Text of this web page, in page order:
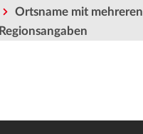
Ortsname mit mehreren
Regionsangaben